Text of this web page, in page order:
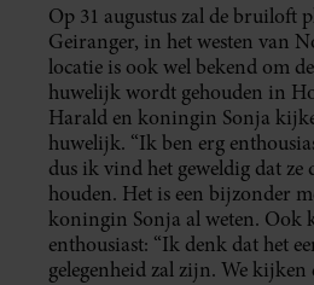
Op 31 augustus zal de bruiloft
Geiranger, in het westen van
locatie is ook wel bekend om
huwelijk wordt gehouden in
Harald en koningin Sonja
huwelijk. “Ik ben erg
dus ik vind het geweldig dat
houden. Het is een bijzonder
koningin Sonja al weten. Ook
enthousiast: “Ik denk dat het
gelegenheid zal zijn. We kijken